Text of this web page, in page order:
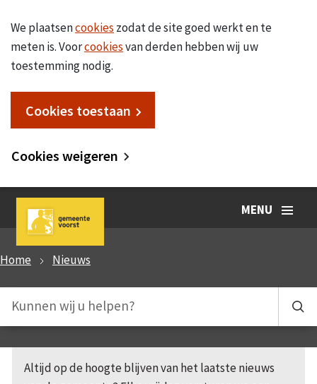
We plaatsencookies zodat de site goed werkt en te
meten is. Voorcookiesvan derden hebben wij uw
toestemming nodig.
Cookies toestaan
Cookies weigeren
MENU
Home Nieuws
Altijd op de hoogte blijven van het laatste nieuws